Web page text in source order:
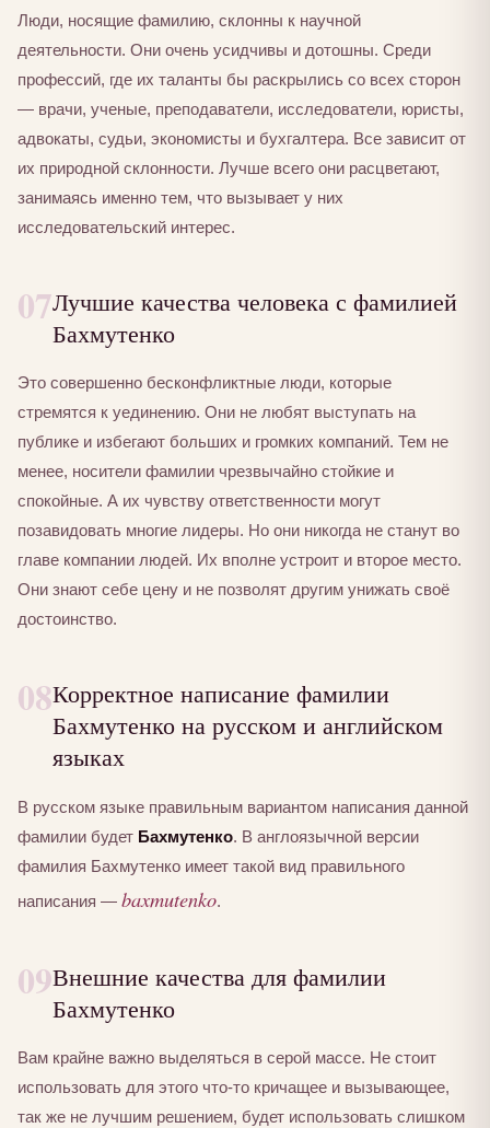
Люди, носящие фамилию, склонны к научной
деятельности. Они очень усидчивы и дотошны. Среди
профессий, где их таланты бы раскрылись со всех сторон
— врачи, ученые, преподаватели, исследователи, юристы,
адвокаты, судьи, экономисты и бухгалтера. Все зависит от
их природной склонности. Лучше всего они расцветают,
занимаясь именно тем, что вызывает у них
исследовательский интерес.
07Лучшие качества человека с фамилией
Бахмутенко
Это совершенно бесконфликтные люди, которые
стремятся к уединению. Они не любят выступать на
публике и избегают больших и громких компаний. Тем не
менее, носители фамилии чрезвычайно стойкие и
спокойные. А их чувству ответственности могут
позавидовать многие лидеры. Но они никогда не станут во
главе компании людей. Их вполне устроит и второе место.
Они знают себе цену и не позволят другим унижать своё
достоинство.
08Корректное написание фамилии
Бахмутенко на русском и английском
языках
В русском языке правильным вариантом написания данной
фамилии будет Бахмутенко. В англоязычной версии
фамилия Бахмутенко имеет такой вид правильного
написания — baxmutenko.
09Внешние качества для фамилии
Бахмутенко
Вам крайне важно выделяться в серой массе. Не стоит
использовать для этого что-то кричащее и вызывающее,
так же не лучшим решением, будет использовать слишком